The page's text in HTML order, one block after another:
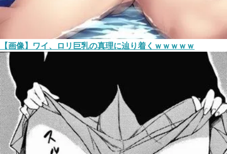
【画像】ワイ、ロリ巨乳の真理に辿り着くｗｗｗｗｗ